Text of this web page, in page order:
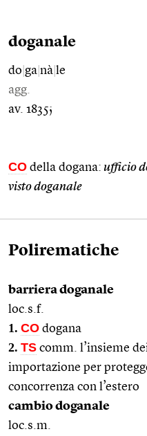
doganale
do ga nà le
agg.
av. 1835;
CO della dogana: ufficio
visto doganale
Polirematiche
barriera doganale
loc.s.f.
1. CO dogana
2. TS comm. l’insieme
importazione per
concorrenza con l’estero
cambio doganale
loc.s.m.